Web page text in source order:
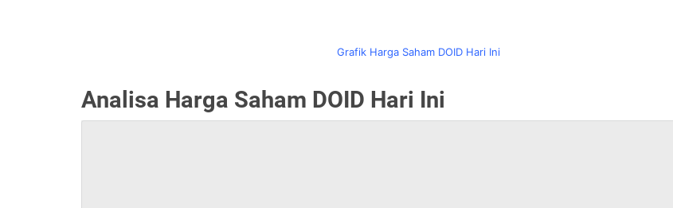
Grafik Harga Saham DOID Hari Ini
Analisa Harga Saham DOID Hari Ini